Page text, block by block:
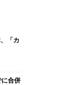
「カ
に合併